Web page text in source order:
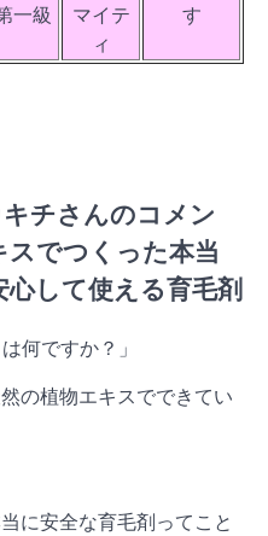
一級
マイテ
ィ
す
チさんのコメン
スでつくった本当
して使える育毛剤
何ですか？」
の植物エキスでできてい
に安全な育毛剤ってこと